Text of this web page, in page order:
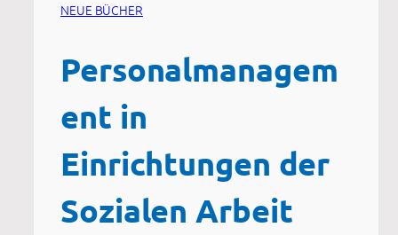
NEUE BÜCHER
Personalmanagem
ent in
Einrichtungen der
Sozialen Arbeit